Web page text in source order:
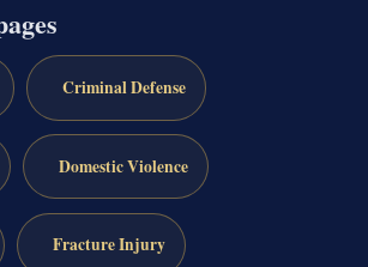
Criminal Defense
Domestic Violence
Fracture Injury